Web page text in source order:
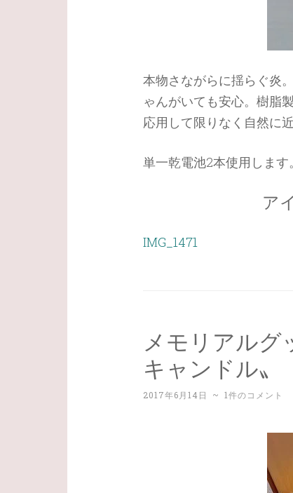
本物さながらに揺らぐ炎
ゃんがいても安心。樹脂
応用して限りなく自然に
単一乾電池2本使用します
ア
IMG_1471
メモリアルグ
キャンドル〟
2017年6月14日 ~ 1件のコメント